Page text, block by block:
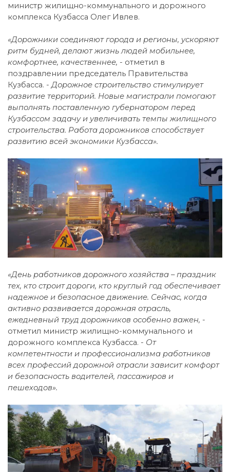
министр жилищно-коммунального и дорожного
комплекса Кузбасса Олег Ивлев.
«Дорожники соединяют города и регионы, ускоряют
ритм будней, делают жизнь людей мобильнее,
комфортнее, качественнее, - отметил в
поздравлении председатель Правительства
Кузбасса. - Дорожное строительство стимулирует
развитие территорий. Новые магистрали помогают
выполнять поставленную губернатором перед
Кузбассом задачу и увеличивать темпы жилищного
строительства. Работа дорожников способствует
развитию всей экономики Кузбасса».
«День работников дорожного хозяйства – праздник
тех, кто строит дороги, кто круглый год обеспечивает
надежное и безопасное движение. Сейчас, когда
активно развивается дорожная отрасль,
ежедневный труд дорожников особенно важен, -
отметил министр жилищно-коммунального и
дорожного комплекса Кузбасса. - От
компетентности и профессионализма работников
всех профессий дорожной отрасли зависит комфорт
и безопасность водителей, пассажиров и
пешеходов».